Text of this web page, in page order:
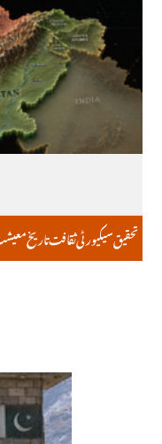
تاریخثقافتسیکیورٹیتحقیق